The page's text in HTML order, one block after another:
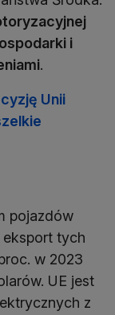
i
.
Unii
pojazdów
eksport tych
w 2023
UE jest
z